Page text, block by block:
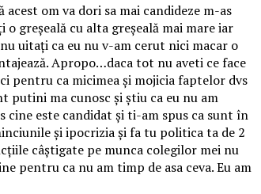
om va dori sa mai candideze m-as
greșeală cu alta greșeală mai mare iar
uitați ca eu nu v-am cerut nici macar o
Apropo…daca tot nu aveti ce face
pentru ca micimea și mojicia faptelor dvs
putini ma cunosc și știu ca eu nu am
este candidat și ti-am spus ca sunt în
și ipocrizia și fa tu politica ta de 2
câștigate pe munca colegilor mei nu
pentru ca nu am timp de asa ceva. Eu am